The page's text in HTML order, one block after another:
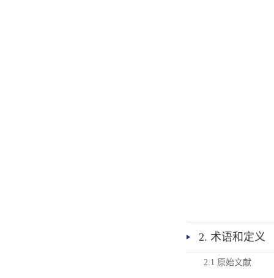
2. 术语和定义
2.1 原始文献